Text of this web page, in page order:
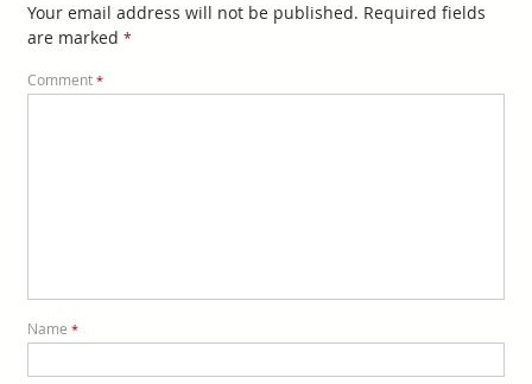
Your email address will not be published. Required fields
are marked *
Comment *
Name *